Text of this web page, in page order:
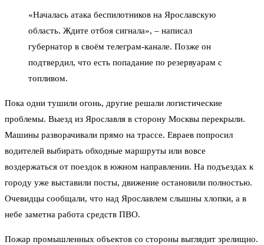
«Началась атака беспилотников на Ярославскую
область. Ждите отбоя сигнала», – написал
губернатор в своём телеграм-канале. Позже он
подтвердил, что есть попадание по резервуарам с
топливом.
Пока одни тушили огонь, другие решали логистические
проблемы. Выезд из Ярославля в сторону Москвы перекрыли.
Машины разворачивали прямо на трассе. Евраев попросил
водителей выбирать обходные маршруты или вовсе
воздержаться от поездок в южном направлении. На подъездах к
городу уже выставили посты, движение остановили полностью.
Очевидцы сообщали, что над Ярославлем слышны хлопки, а в
небе заметна работа средств ПВО.
Пожар промышленных объектов со стороны выглядит зрелищно.